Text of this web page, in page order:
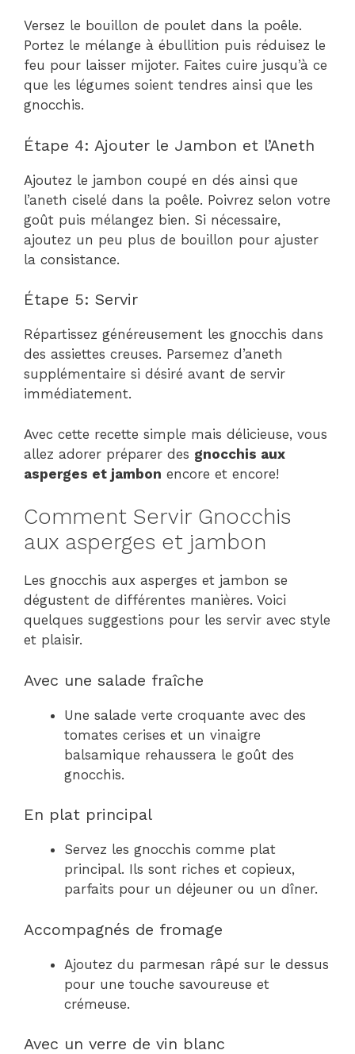
Versez le bouillon de poulet dans la poêle.
Portez le mélange à ébullition puis réduisez le
feu pour laisser mijoter. Faites cuire jusqu’à ce
que les légumes soient tendres ainsi que les
gnocchis.
Étape 4: Ajouter le Jambon et l’Aneth
Ajoutez le jambon coupé en dés ainsi que
l’aneth ciselé dans la poêle. Poivrez selon votre
goût puis mélangez bien. Si nécessaire,
ajoutez un peu plus de bouillon pour ajuster
la consistance.
Étape 5: Servir
Répartissez généreusement les gnocchis dans
des assiettes creuses. Parsemez d’aneth
supplémentaire si désiré avant de servir
immédiatement.
Avec cette recette simple mais délicieuse, vous
allez adorer préparer des gnocchis aux
asperges et jambon encore et encore!
Comment Servir Gnocchis
aux asperges et jambon
Les gnocchis aux asperges et jambon se
dégustent de différentes manières. Voici
quelques suggestions pour les servir avec style
et plaisir.
Avec une salade fraîche
Une salade verte croquante avec des
tomates cerises et un vinaigre
balsamique rehaussera le goût des
gnocchis.
En plat principal
Servez les gnocchis comme plat
principal. Ils sont riches et copieux,
parfaits pour un déjeuner ou un dîner.
Accompagnés de fromage
Ajoutez du parmesan râpé sur le dessus
pour une touche savoureuse et
crémeuse.
Avec un verre de vin blanc